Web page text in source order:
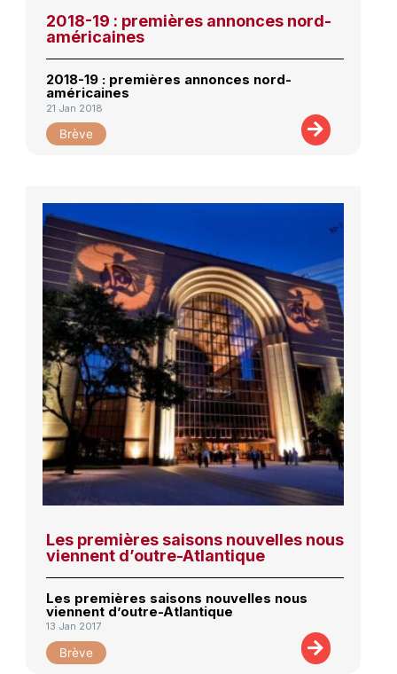
2018-19 : premières annonces nord-
américaines
2018-19 : premières annonces nord-
américaines
21 Jan 2018
Brève
Les premières saisons nouvelles nous
viennent d’outre-Atlantique
Les premières saisons nouvelles nous
viennent d’outre-Atlantique
13 Jan 2017
Brève